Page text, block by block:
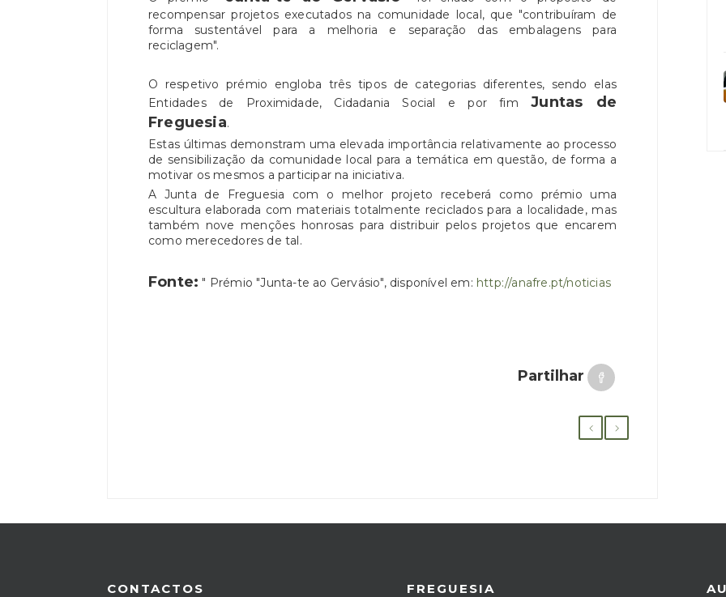
recompensar projetos executados na comunidade local, que "contribuíram de
forma sustentável para a melhoria e separação das embalagens para
reciclagem".
O respetivo prémio engloba três tipos de categorias diferentes, sendo elas
Entidades de Proximidade, Cidadania Social e por fimJuntas de
Freguesia.
Estas últimas demonstram uma elevada importância relativamente ao processo
de sensibilização da comunidade local para a temática em questão, de forma a
motivar os mesmos a participar na iniciativa.
A Junta de Freguesia com o melhor projeto receberá como prémio uma
escultura elaborada com materiais totalmente reciclados para a localidade, mas
também nove menções honrosas para distribuir pelos projetos que encarem
como merecedores de tal.
Fonte: " Prémio "Junta-te ao Gervásio", disponível em: http://anafre.pt/noticias
Partilhar
CONTACTOS FREGUESIA